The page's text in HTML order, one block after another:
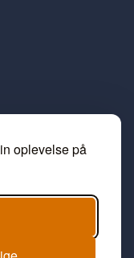
oplevelse på